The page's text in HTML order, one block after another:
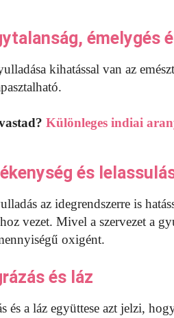
émelygés
kihatással van az
Különleges indiai
és
az idegrendszerre is
vezet. Mivel a szervezet a
oxigént.
és láz
és a láz együttese azt jelzi,